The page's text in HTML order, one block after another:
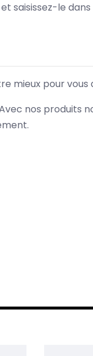
saisissez-le
mieux pour vous
nos produits